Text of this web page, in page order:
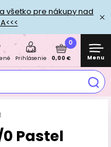
všetko pre nákupy nad
Prihlásenie
0
0,00 € Menu
0 Pastel